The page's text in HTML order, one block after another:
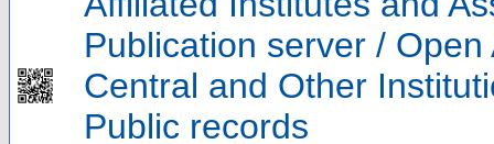
Publication server / Open
Central and Other
Public records